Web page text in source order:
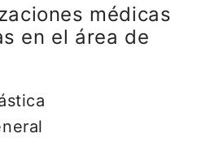
médicas
en el área de